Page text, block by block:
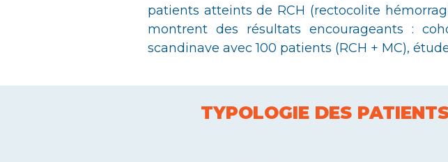
patients atteints de RCH (rectocolite
montrent des résultats encourageants :
scandinave avec 100 patients (RCH + MC),
TYPOLOGIE DES